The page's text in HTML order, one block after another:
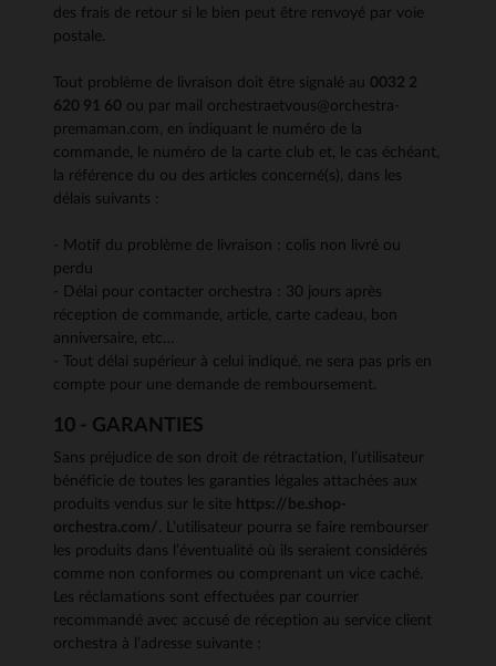
des frais de retour si le bien peut être renvoyé par voie
postale.
Tout problème de livraison doit être signalé au 0032 2
620 91 60 ou par mail orchestraetvous@orchestra-
premaman.com, en indiquant le numéro de la
commande, le numéro de la carte club et, le cas échéant,
la référence du ou des articles concerné(s), dans les
délais suivants :
- Motif du problème de livraison : colis non livré ou
perdu
- Délai pour contacter orchestra : 30 jours après
réception de commande, article, carte cadeau, bon
anniversaire, etc…
- Tout délai supérieur à celui indiqué, ne sera pas pris en
compte pour une demande de remboursement.
10 - GARANTIES
Sans préjudice de son droit de rétractation, l’utilisateur
bénéficie de toutes les garanties légales attachées aux
produits vendus sur le site https://be.shop-
orchestra.com/ . L’utilisateur pourra se faire rembourser
les produits dans l’éventualité où ils seraient considérés
comme non conformes ou comprenant un vice caché.
Les réclamations sont effectuées par courrier
recommandé avec accusé de réception au service client
orchestra à l’adresse suivante :